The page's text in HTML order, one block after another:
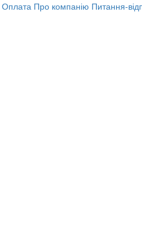
Оплата Про компанію Питання-